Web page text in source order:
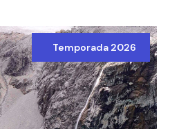
Temporada 2026